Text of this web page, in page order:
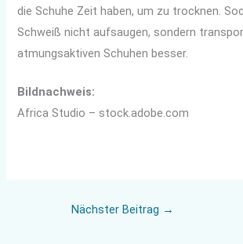
die Schuhe Zeit haben, um zu trocknen.
Schweiß nicht aufsaugen, sondern
atmungsaktiven Schuhen besser.
Bildnachweis:
Africa Studio – stock.adobe.com
Nächster Beitrag →